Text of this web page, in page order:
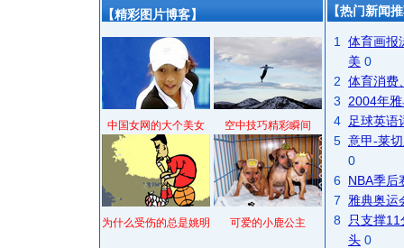
【精彩图片博客】
中国女网的大个美女 空中技巧精彩瞬间
为什么受伤的总是姚明 可爱的小鹿公主
【热门新闻
1
体育画报
美 0
2 体育消费
3
2004年
4
足球英语
5 意甲-莱
0
6 NBA季后
7
雅典奥运
8
只支撑
头 0